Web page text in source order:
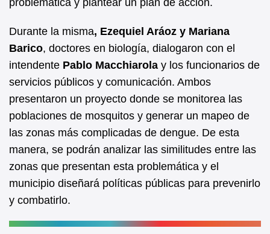
problemática y plantear un plan de acción.
Durante la misma, Ezequiel Aráoz y Mariana
Barico, doctores en biología, dialogaron con el
intendente Pablo Macchiarola y los funcionarios de
servicios públicos y comunicación. Ambos
presentaron un proyecto donde se monitorea las
poblaciones de mosquitos y generar un mapeo de
las zonas más complicadas de dengue. De esta
manera, se podrán analizar las similitudes entre las
zonas que presentan esta problemática y el
municipio diseñará políticas públicas para prevenirlo
y combatirlo.